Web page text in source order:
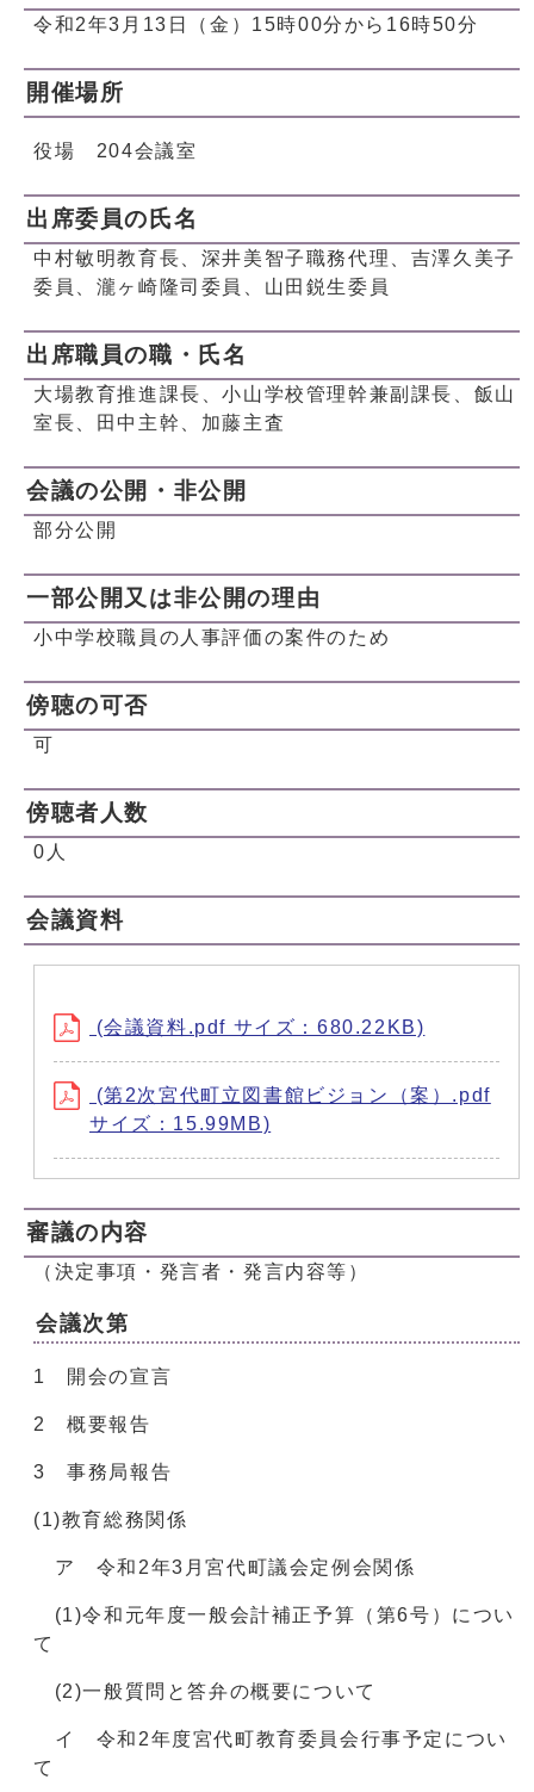
令和2年3月13日（金）15時00分から16時50分
開催場所
役場 204会議室
出席委員の氏名
中村敏明教育長、深井美智子職務代理、吉澤久美子
委員、瀧ヶ崎隆司委員、山田鋭生委員
出席職員の職・氏名
大場教育推進課長、小山学校管理幹兼副課長、飯山
室長、田中主幹、加藤主査
会議の公開・非公開
部分公開
一部公開又は非公開の理由
小中学校職員の人事評価の案件のため
傍聴の可否
可
傍聴者人数
0人
会議資料
(会議資料.pdf サイズ：680.22KB)
(第2次宮代町立図書館ビジョン（案）.pdf
サイズ：15.99MB)
審議の内容
（決定事項・発言者・発言内容等）
会議次第
1 開会の宣言
2 概要報告
3 事務局報告
(1)教育総務関係
ア 令和2年3月宮代町議会定例会関係
(1)令和元年度一般会計補正予算（第6号）につい
て
(2)一般質問と答弁の概要について
イ 令和2年度宮代町教育委員会行事予定につい
て